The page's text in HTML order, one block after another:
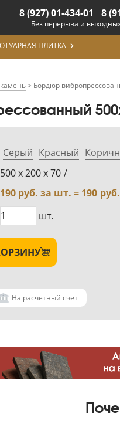
8 (927) 01-434-01 8
Без перерыва и
ПЛИТКА
> Бордюр
Серый Красный
500 х 200 х 70 /
190руб. за шт. = 190 руб.
шт.
На расчетный счет